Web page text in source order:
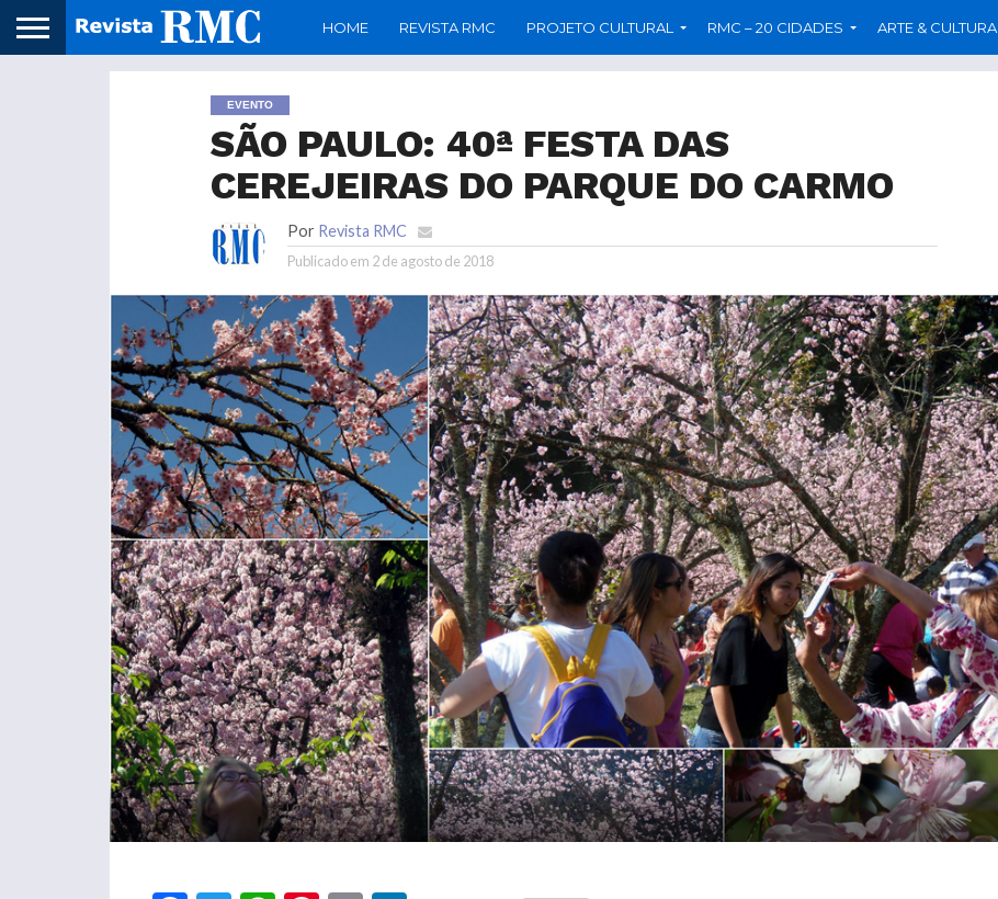
HOME REVISTA RMC PROJETO CULTURAL RMC – 20 CIDADES ARTE & CULTURA
EVENTO
SÃO PAULO: 40ª FESTA DAS
CEREJEIRAS DO PARQUE DO CARMO
Por Revista RMC
Publicado em 2 de agosto de 2018